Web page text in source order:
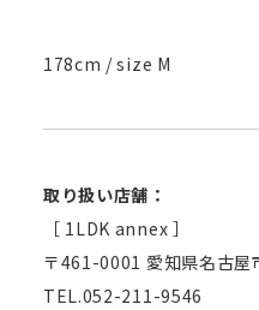
178cm / size M
取り扱い店舗：
［ 1LDK annex ］
〒461-0001 愛知県名古
TEL.052-211-9546